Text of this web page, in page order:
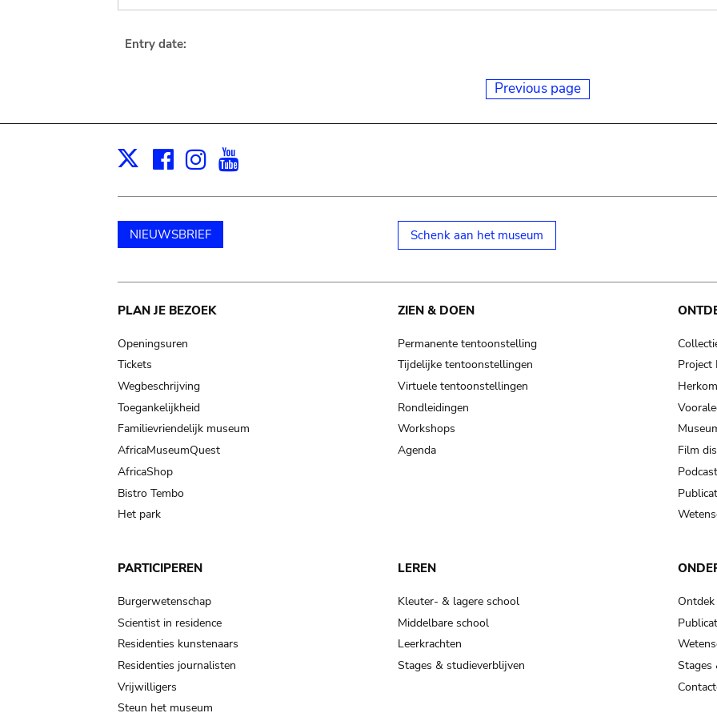
Entry date:
Previous page
X Facebook
Instagram
NIEUWSBRIEF Schenk aan het museum
Main
navigation
PLAN JE BEZOEK
Openingsuren
Tickets
Wegbeschrijving
Toegankelijkheid
Familievriendelijk museum
AfricaMuseumQuest
AfricaShop
Bistro Tembo
Het park
ZIEN & DOEN
Permanente tentoonstelling
Tijdelijke tentoonstellingen
Virtuele tentoonstellingen
Rondleidingen
Workshops
Agenda
Project
Film
PARTICIPEREN
Burgerwetenschap
Scientist in residence
Residenties kunstenaars
Residenties journalisten
Vrijwilligers
Steun het museum
LEREN
Kleuter- & lagere school
Middelbare school
Leerkrachten
Stages & studieverblijven
Stages